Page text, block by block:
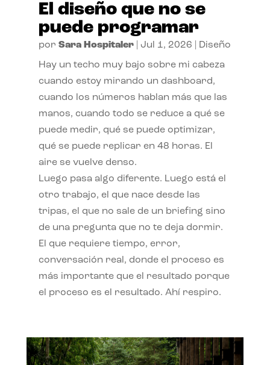
El diseño que no se
puede programar
por Sara Hospitaler| Jul 1, 2026 Diseño
Hay un techo muy bajo sobre mi cabeza
cuando estoy mirando un dashboard,
cuando los números hablan más que las
manos, cuando todo se reduce a qué se
puede medir, qué se puede optimizar,
qué se puede replicar en 48 horas. El
aire se vuelve denso.
Luego pasa algo diferente. Luego está el
otro trabajo, el que nace desde las
tripas, el que no sale de un briefing sino
de una pregunta que no te deja dormir.
El que requiere tiempo, error,
conversación real, donde el proceso es
más importante que el resultado porque
el proceso es el resultado. Ahí respiro.